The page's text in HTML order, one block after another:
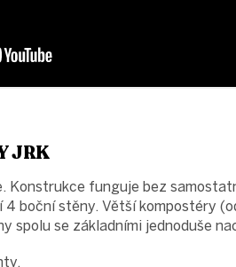
JRK
Konstrukce funguje bez
boční stěny. Větší kompostéry
spolu se základními jednoduše